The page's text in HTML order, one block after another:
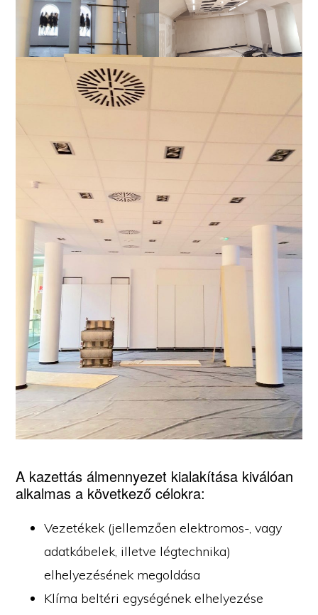
A kazettás álmennyezet kialakítása kiválóan
alkalmas a következő célokra:
Vezetékek (jellemzően elektromos-, vagy
adatkábelek, illetve légtechnika)
elhelyezésének megoldása
Klíma beltéri egységének elhelyezése